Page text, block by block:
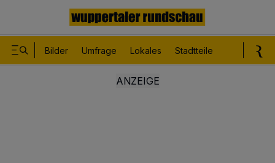
Bilder Umfrage Lokales Stadtteile